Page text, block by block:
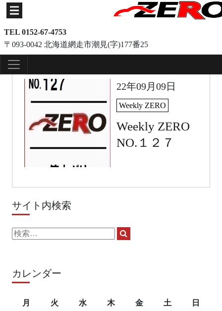
TEL 0152-67-4753
〒093-0042 北海道網走市潮見(字)177番25
22年09月09日
Weekly ZERO
Weekly ZERO
NO.１２７
サイト内検索
検
カレンダー
月 火 水 木 金 土
日